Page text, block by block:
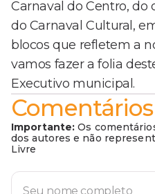
Carnaval do Centro,
do Carnaval Cultural,
blocos que refletem a
vamos fazer a folia
Executivo municipal.
Comentários
Importante: Os
dos autores e não
Livre